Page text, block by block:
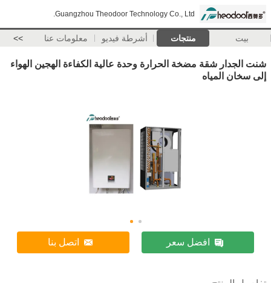
Guangzhou Theodoor Technology Co., Ltd.
بيت منتجات أشرطة فيديو معلومات عنا >>
شنت الجدار شقة مضخة الحرارة وحدة عالية الكفاءة الهجين الهواء
إلى سخان المياه
افضل سعر اتصل بنا